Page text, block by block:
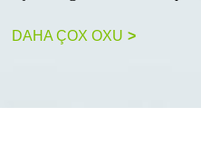
DAHA ÇOX OXU >